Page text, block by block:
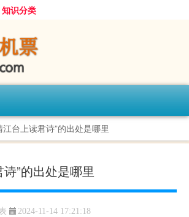
知识分类
江台上读君诗”的出处是哪里
”的出处是哪里
2024-11-14 17:21:18